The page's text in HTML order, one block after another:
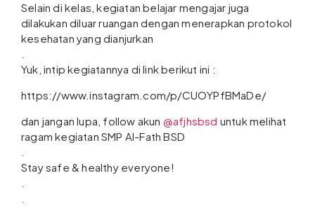
Selain di kelas, kegiatan belajar mengajar juga
dilakukan diluar ruangan dengan menerapkan protokol
kesehatan yang dianjurkan
Yuk, intip kegiatannya di link berikut ini :
https://www.instagram.com/p/CUOYPfBMaDe/
dan jangan lupa, follow akun @afjhsbsd untuk melihat
ragam kegiatan SMP Al-Fath BSD
Stay safe & healthy everyone!